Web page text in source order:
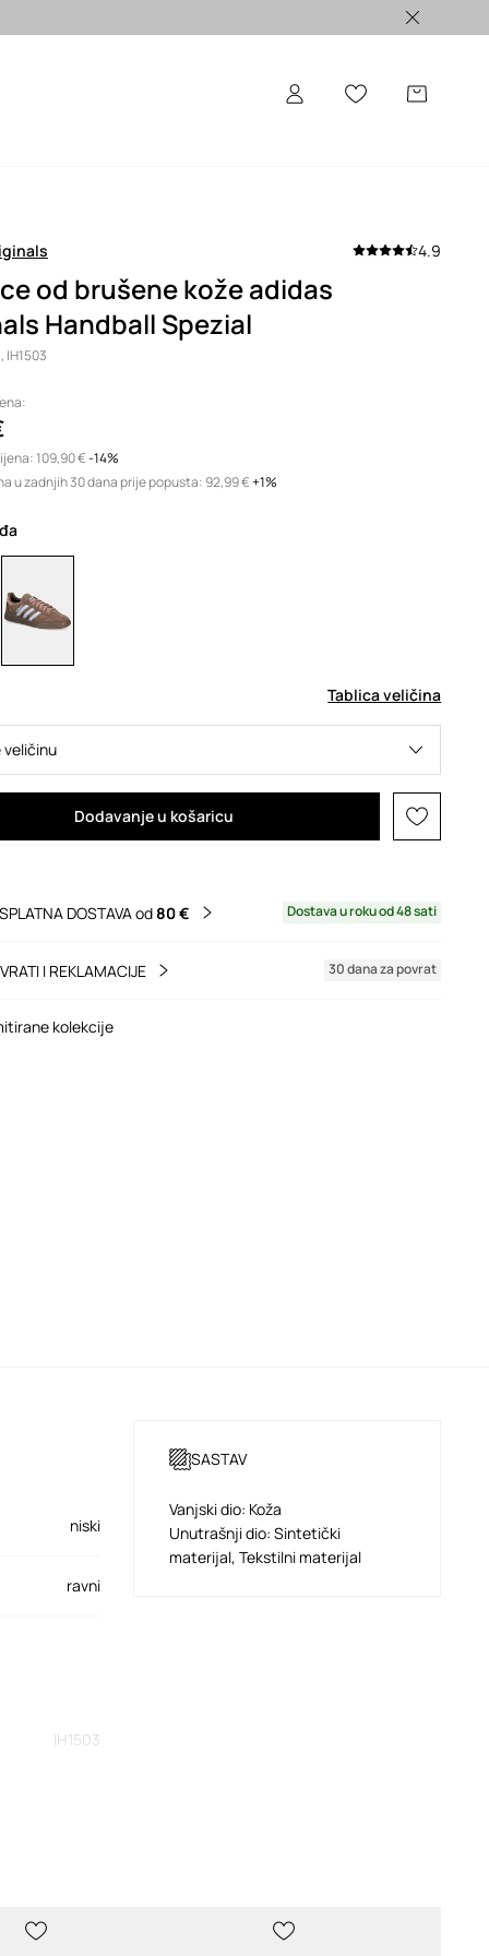
4.9
od brušene kože adidas
Handball Spezial
IH1503
109,90 €-14%
u zadnjih 30 dana prije popusta: 92,99 € +1%
Tablica veličina
veličinu
Dodavanje u košaricu
DOSTAVA od80 € Dostava u roku od 48 sati
I REKLAMACIJE 30 dana za povrat
kolekcije
niski
ravni
IH1503
SASTAV
Vanjski dio: Koža
Unutrašnji dio: Sintetički
materijal, Tekstilni materijal